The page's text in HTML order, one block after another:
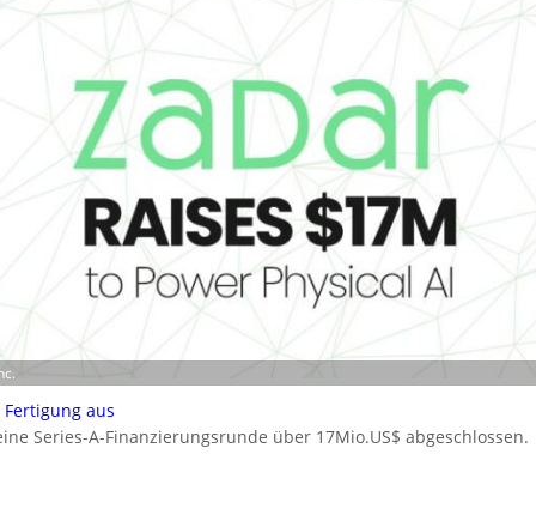
aus
Series-A-Finanzierungsrunde über 17Mio.US$ abgeschlossen.